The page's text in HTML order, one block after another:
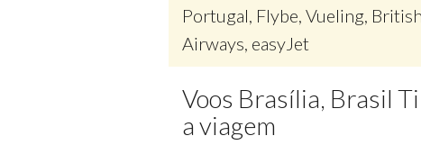
Portugal, Flybe, Vueling, British
Airways, easyJet
Voos Brasília, Brasil
a viagem